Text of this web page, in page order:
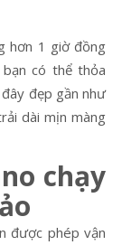
hơn 1 giờ đồng
có thể thỏa
đẹp gần như
dài mịn màng
chạy
được phép vận